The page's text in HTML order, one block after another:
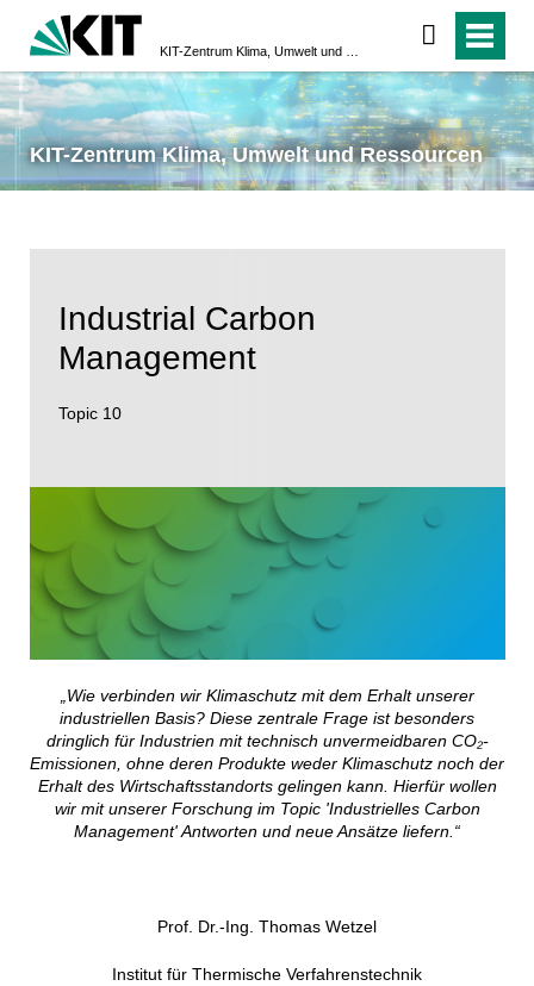
KIT-Zentrum Klima, Umwelt und Ressourcen
Industrial Carbon
Management
Topic 10
„Wie verbinden wir Klimaschutz mit dem Erhalt unserer
industriellen Basis? Diese zentrale Frage ist besonders
dringlich für Industrien mit technisch unvermeidbaren CO₂-
Emissionen, ohne deren Produkte weder Klimaschutz noch der
Erhalt des Wirtschaftsstandorts gelingen kann. Hierfür wollen
wir mit unserer Forschung im Topic 'Industrielles Carbon
Management' Antworten und neue Ansätze liefern.“
Prof. Dr.-Ing. Thomas Wetzel
Institut für Thermische Verfahrenstechnik